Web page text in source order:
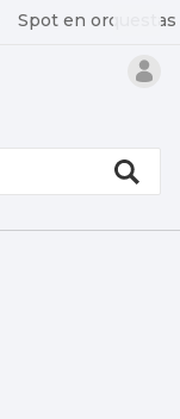
Spot en orquestas